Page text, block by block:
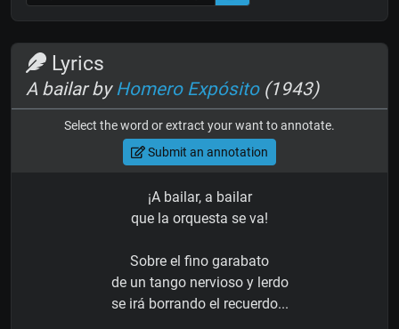
Lyrics
A bailar byHomero Expósito(1943)
Select the word or extract your want to annotate.
Submit an annotation
¡A bailar, a bailar
que la orquesta se va!
Sobre el fino garabato
de un tango nervioso y lerdo
se irá borrando el recuerdo...